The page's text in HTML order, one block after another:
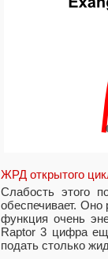
ЖРД открытого
Слабость этого
обеспечивает.
функция очень
Raptor 3 цифра
подать столько